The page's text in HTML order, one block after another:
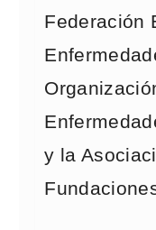
Federación
y la